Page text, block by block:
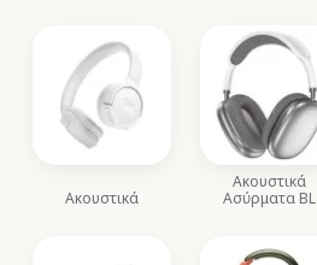
Ακουστικά
Ακουστικά
Ασύρματα BL